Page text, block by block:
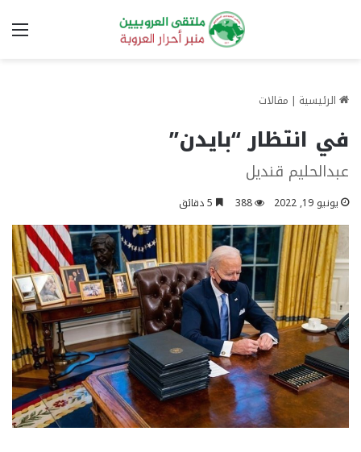
الرئيسية | مقالات
في انتظار “بايدن”
عبدالحليم قنديل
يونيو 19, 2022 388